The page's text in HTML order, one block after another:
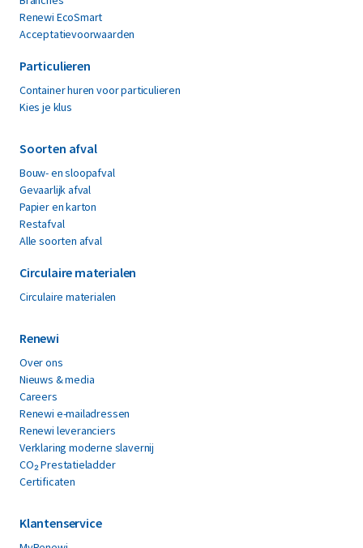
Renewi EcoSmart
Acceptatievoorwaarden
Particulieren
Container huren voor particulieren
Kies je klus
Soorten afval
Bouw- en sloopafval
Gevaarlijk afval
Papier en karton
Restafval
Alle soorten afval
Circulaire materialen
Circulaire materialen
Renewi
Over ons
Nieuws & media
Careers
Renewi e-mailadressen
Renewi leveranciers
Verklaring moderne slavernij
CO₂ Prestatieladder
Certificaten
Klantenservice